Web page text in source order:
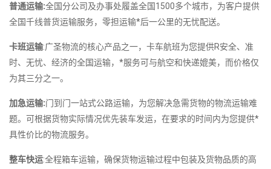
普通运输:全国分公司及办事处履盖全国1500多个城市，为客户提供
全国千线普货运输服务，零担运输*后一公里的无忧配送。
卡班运输:广圣物流的核心产品之一，卡车航班为您提供R安全、准
时、无忧、经济的全国运输，*服务可与航空和快递媲美，而价格仅
为其三分之一。
加急运输:门到门一站式公路运输，为您解决急需货物的物流运输难
题。可根据货物实际情况优先装车发运，在要求的时间内为您提供*
具性价比的物流服务。
整车快运:全程箱车运输，确保货物运输过程中包装及货物品质的高